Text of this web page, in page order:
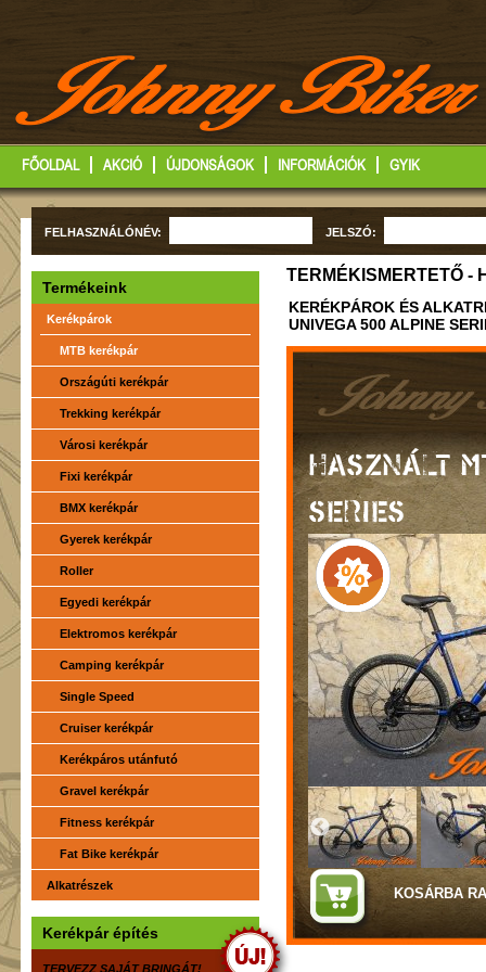
FŐOLDAL AKCIÓ ÚJDONSÁGOK INFORMÁCIÓK GYIK
FELHASZNÁLÓNÉV: JELSZÓ:
TERMÉKISMERTETŐ -
KERÉKPÁROK ÉS
UNIVEGA 500 ALPINE
HASZNÁLT
SERIES
Termékeink
Kerékpárok
MTB kerékpár
Országúti kerékpár
Trekking kerékpár
Városi kerékpár
Fixi kerékpár
BMX kerékpár
Gyerek kerékpár
Roller
Egyedi kerékpár
Elektromos kerékpár
Camping kerékpár
Single Speed
Cruiser kerékpár
Kerékpáros utánfutó
Gravel kerékpár
Fitness kerékpár
Fat Bike kerékpár
Alkatrészek
Kerékpár építés
TERVEZZ SAJÁT BRINGÁT!